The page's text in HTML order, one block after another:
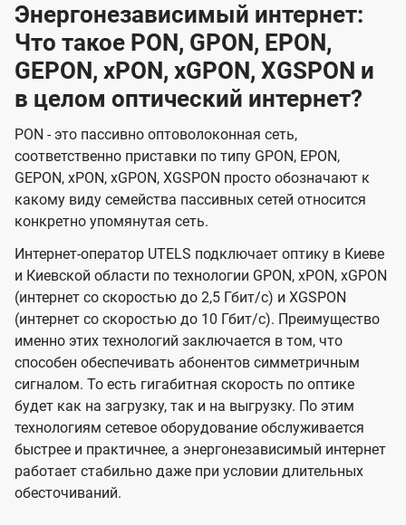
Энергонезависимый интернет:
Что такое PON, GPON, EPON,
GEPON, xPON, xGPON, XGSPON и
в целом оптический интернет?
PON - это пассивно оптоволоконная сеть,
соответственно приставки по типу GPON, EPON,
GEPON, xPON, xGPON, XGSPON просто обозначают к
какому виду семейства пассивных сетей относится
конкретно упомянутая сеть.
Интернет-оператор UTELS подключает оптику в Киеве
и Киевской области по технологии GPON, xPON, xGPON
(интернет со скоростью до 2,5 Гбит/с) и XGSPON
(интернет со скоростью до 10 Гбит/с). Преимущество
именно этих технологий заключается в том, что
способен обеспечивать абонентов симметричным
сигналом. То есть гигабитная скорость по оптике
будет как на загрузку, так и на выгрузку. По этим
технологиям сетевое оборудование обслуживается
быстрее и практичнее, а энергонезависимый интернет
работает стабильно даже при условии длительных
обесточиваний.